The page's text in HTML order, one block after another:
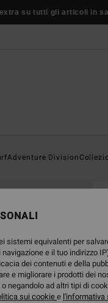
su tutti gli articoli in
Adventure Division
sistemi equivalenti per
e il tuo indirizzo
dei contenuti e della
e migliorare i prodotti dei
negandolo ad altri tipi di
sui cookiee l'informativa